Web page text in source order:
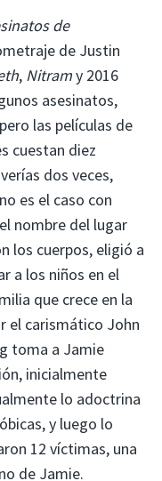
de
de Justin
, Nitramy 2016
asesinatos,
las películas de
cuestan diez
dos veces,
es el caso con
nombre del lugar
los cuerpos, eligió a
a los niños en el
que crece en la
el carismático John
toma a Jamie
inicialmente
lo adoctrina
y luego lo
12 víctimas, una
de Jamie.